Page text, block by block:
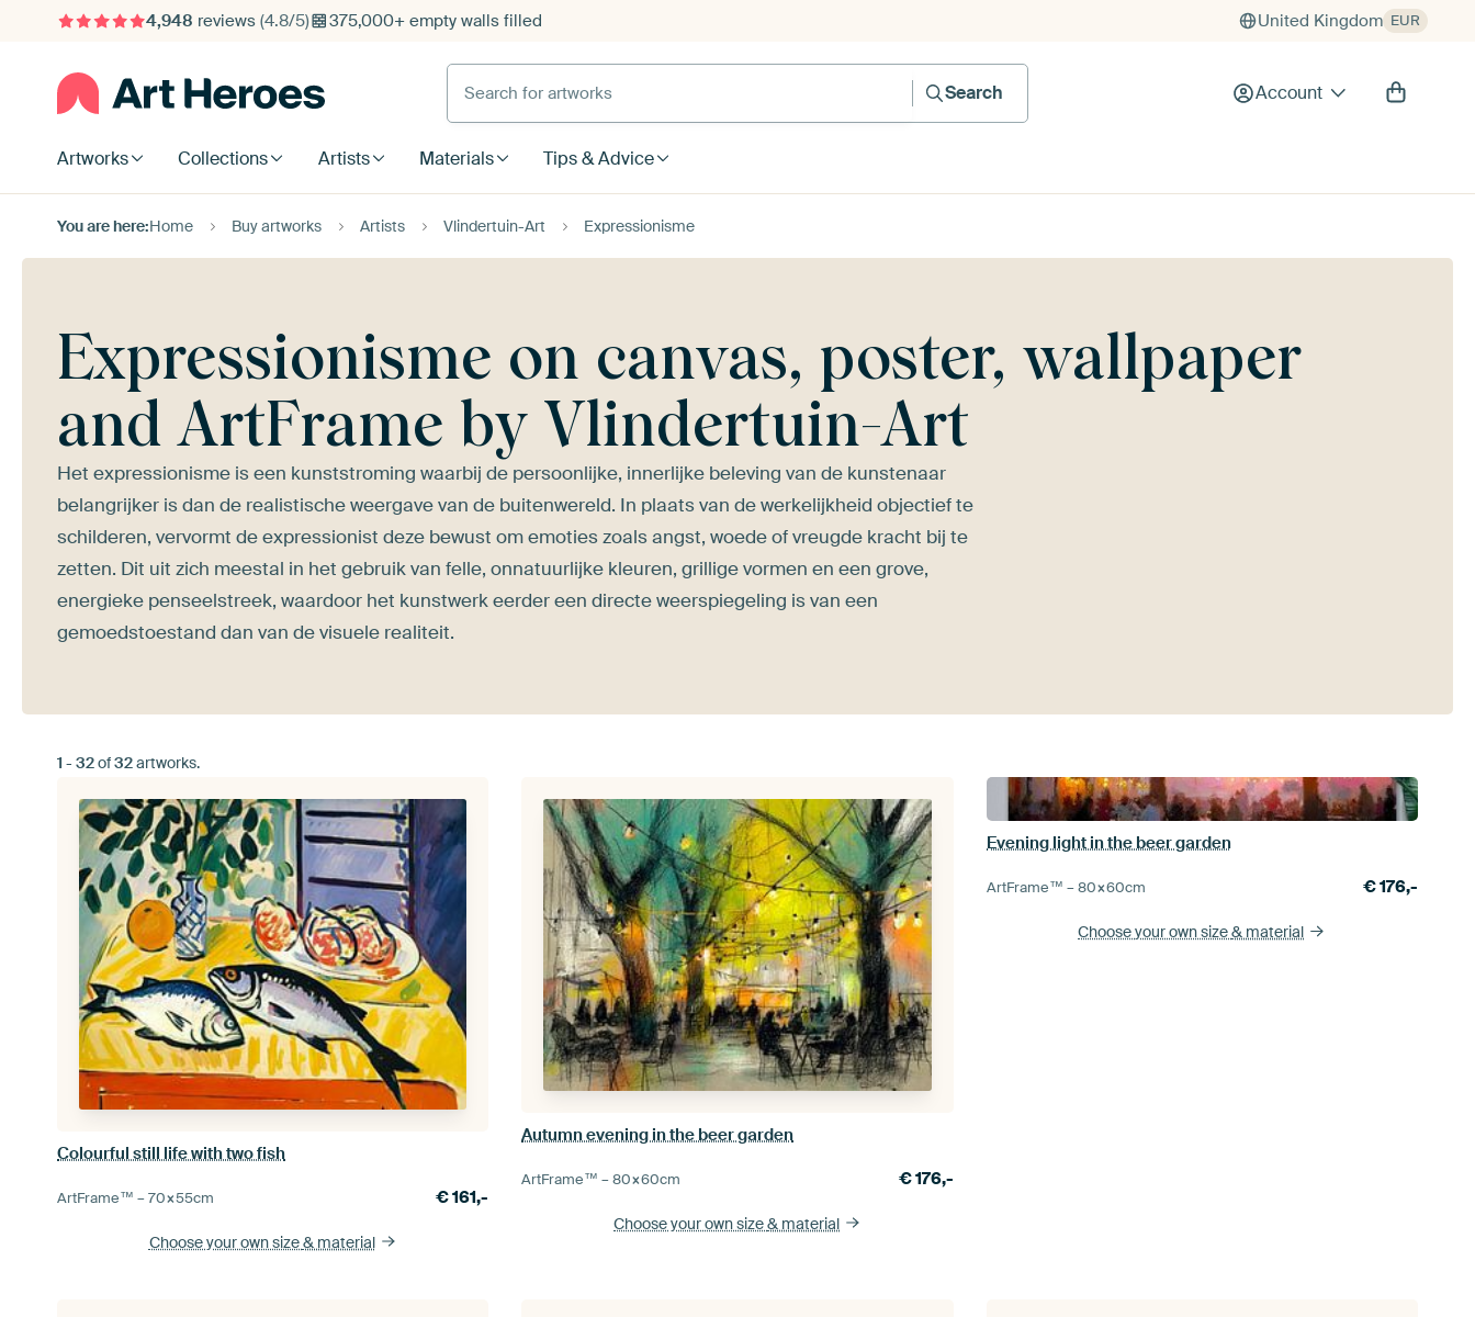
4,948 reviews (4.8/5) 375,000+ empty walls filled United Kingdom EUR
Search for artworks
Search
Account
Artworks Collections Artists Materials Tips & Advice
You are here:Home Buy artworks Artists Vlindertuin-Art Expressionisme
Expressionisme on canvas, poster, wallpaper
and ArtFrame by Vlindertuin-Art
Het expressionisme is een kunststroming waarbij de persoonlijke, innerlijke beleving van de kunstenaar
belangrijker is dan de realistische weergave van de buitenwereld. In plaats van de werkelijkheid objectief te
schilderen, vervormt de expressionist deze bewust om emoties zoals angst, woede of vreugde kracht bij te
zetten. Dit uit zich meestal in het gebruik van felle, onnatuurlijke kleuren, grillige vormen en een grove,
energieke penseelstreek, waardoor het kunstwerk eerder een directe weerspiegeling is van een
gemoedstoestand dan van de visuele realiteit.
1 - 32of32artworks.
Colourful still life with two fish
ArtFrame™ –70×55cm €161,-
Choose your own size& material
Autumn evening in the beer garden
ArtFrame™ –80×60cm €176,-
Choose your own size& material
Evening light in the beer garden
ArtFrame™ –80×60cm €176,-
Choose your own size& material